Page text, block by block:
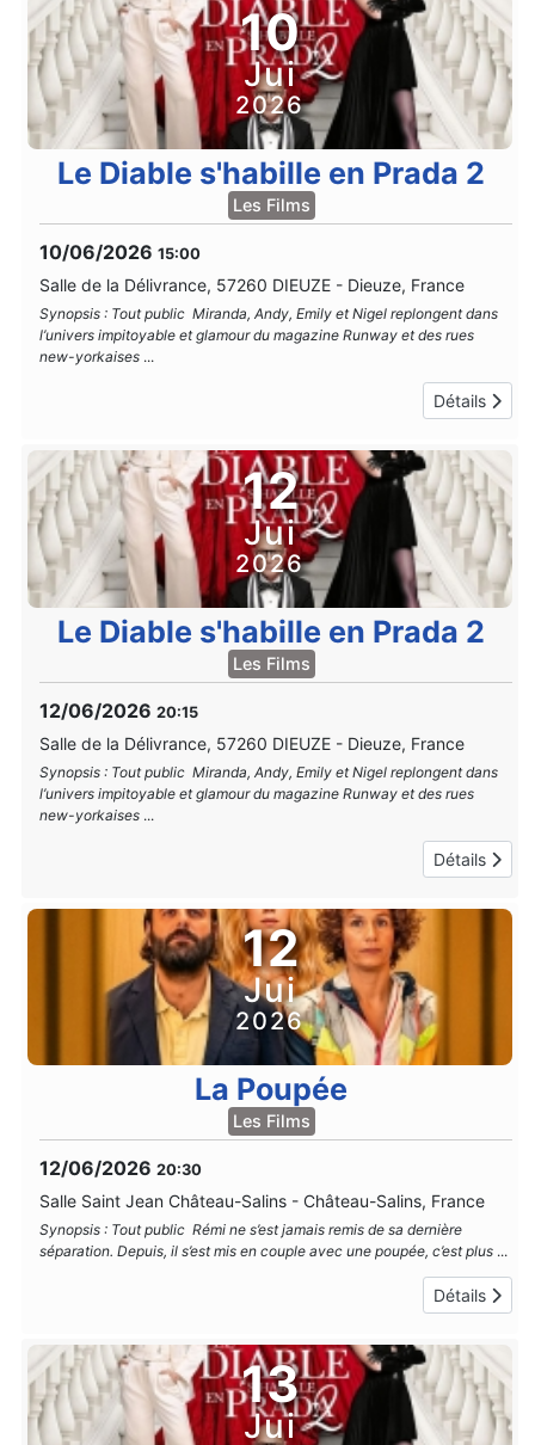
10
Jui
2026
Le Diable s'habille en Prada 2
Les Films
10/06/2026 15:00
Salle de la Délivrance, 57260 DIEUZE - Dieuze, France
Synopsis : Tout public Miranda, Andy, Emily et Nigel replongent dans
l’univers impitoyable et glamour du magazine Runway et des rues
new-yorkaises ...
Détails
12
Jui
2026
Le Diable s'habille en Prada 2
Les Films
12/06/2026 20:15
Salle de la Délivrance, 57260 DIEUZE - Dieuze, France
Synopsis : Tout public Miranda, Andy, Emily et Nigel replongent dans
l’univers impitoyable et glamour du magazine Runway et des rues
new-yorkaises ...
Détails
12
Jui
2026
La Poupée
Les Films
12/06/2026 20:30
Salle Saint Jean Château-Salins - Château-Salins, France
Synopsis : Tout public Rémi ne s’est jamais remis de sa dernière
séparation. Depuis, il s’est mis en couple avec une poupée, c’est plus ...
Détails
13
Jui